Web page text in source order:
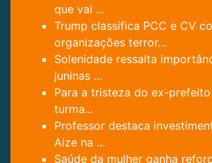
que vai ...
Trump classifica PCC e CV
organizações terror...
Solenidade ressalta
juninas ...
Para a tristeza do ex-
turma...
Professor destaca
Aize na ...
Saúde da mulher ganha